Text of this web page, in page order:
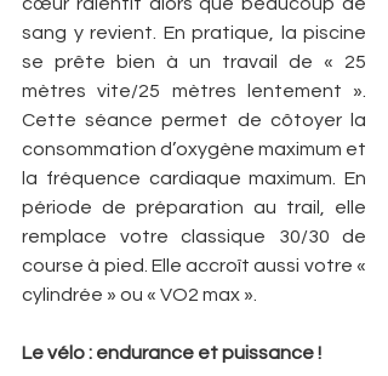
sang y revient. En pratique, la piscine
se prête bien à un travail de « 25
mètres vite/25 mètres lentement ».
Cette séance permet de côtoyer la
consommation d’oxygène maximum et
la fréquence cardiaque maximum. En
période de préparation au trail, elle
remplace votre classique 30/30 de
course à pied. Elle accroît aussi votre «
cylindrée » ou « VO2 max ».
Le vélo : endurance et puissance !